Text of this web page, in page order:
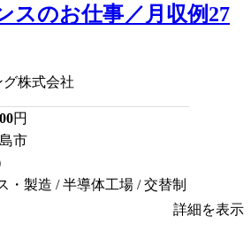
スのお仕事／月収例27
株式会社
円
市
・製造 / 半導体工場 / 交替制
詳細を表示